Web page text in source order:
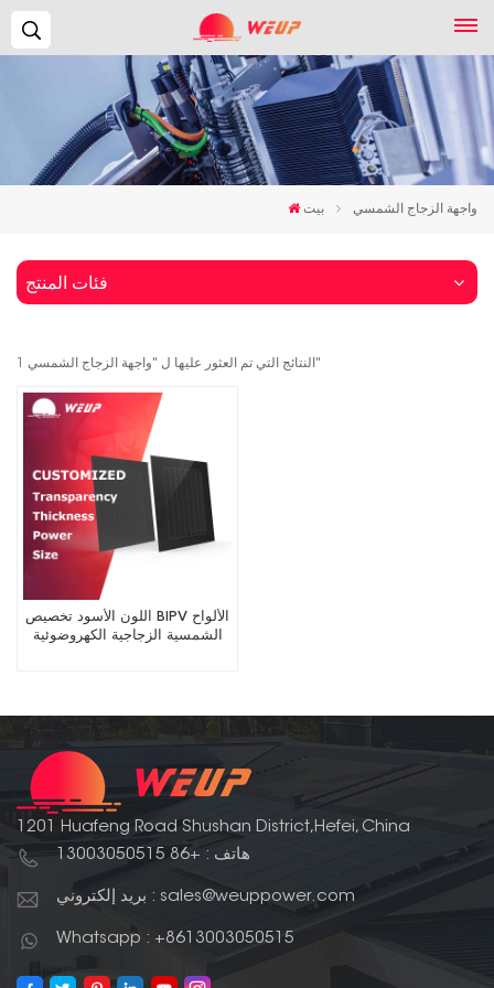
بيت واجهة الزجاج الشمسي
فئات المنتج
1 النتائج التي تم العثور عليها ل "واجهة الزجاج الشمسي"
اللون الأسود تخصيص BIPV الألواح
الشمسية الزجاجية الكهروضوئية
1201 Huafeng Road Shushan District,Hefei, China
هاتف : +86 13003050515
بريد إلكتروني : sales@weuppower.com
Whatsapp : +8613003050515